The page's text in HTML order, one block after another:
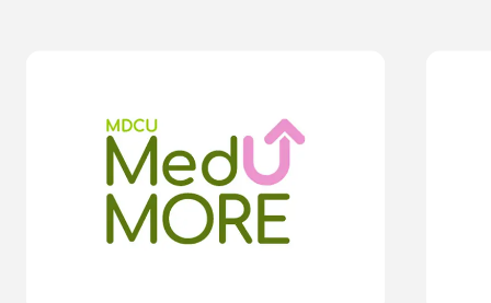
ขั้นตอนการใช้เครื่องกระตุกไฟฟ้าหัวใจอัตโนมัติ หรือ AED
0.0 0rating)
moreDetails